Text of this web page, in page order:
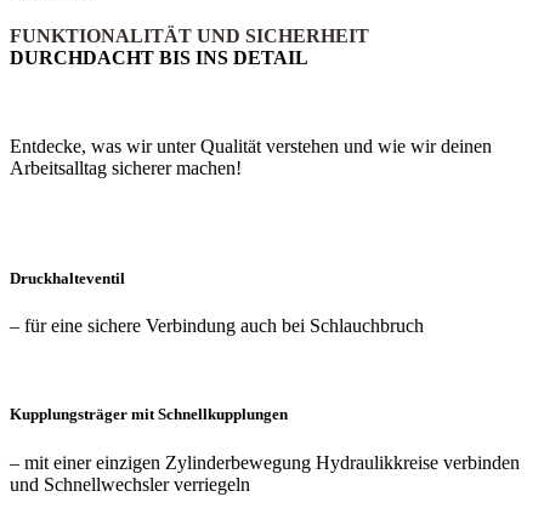
FUNKTIONALITÄT UND SICHERHEIT
DURCHDACHT BIS INS DETAIL
Entdecke, was wir unter Qualität verstehen und wie wir deinen
Arbeitsalltag sicherer machen!
Druckhalte­ventil
– für eine sichere Verbindung auch bei Schlauch­bruch
Kupplungs­träger mit Schnell­kupplungen
– mit einer einzigen Zylinder­bewegung Hydraulik­kreise verbinden
und Schnell­wechsler verriegeln